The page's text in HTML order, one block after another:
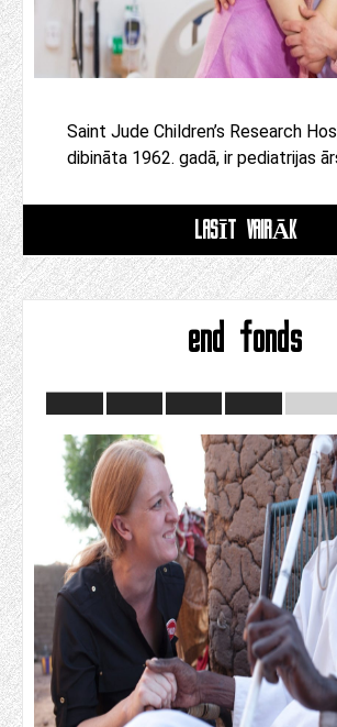
Saint Jude Children’s Research
dibināta 1962. gadā, ir pediatrijas
LASĪT VAIRĀK
end fonds